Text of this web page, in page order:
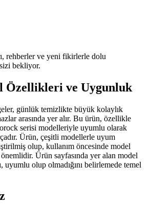
rehberler ve yeni fikirlerle dolu
bekliyor.
Özellikleri ve Uygunluk
günlük temizlikte büyük kolaylık
arasında yer alır. Bu ürün, özellikle
serisi modelleriyle uyumlu olarak
Ürün, çeşitli modellerle uyum
olup, kullanım öncesinde model
önemlidir. Ürün sayfasında yer alan model
uyumlu olup olmadığını belirlemede temel